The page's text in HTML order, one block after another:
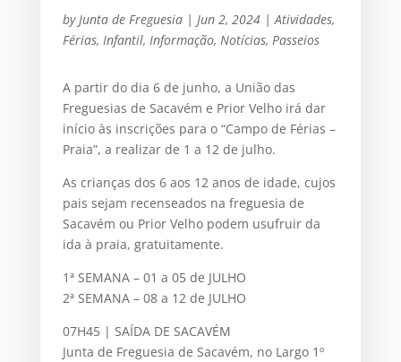
by Junta de Freguesia| Jun 2, 2024| Atividades,
Férias, Infantil, Informação, Notícias, Passeios
A partir do dia 6 de junho, a União das
Freguesias de Sacavém e Prior Velho irá dar
início às inscrições para o “Campo de Férias –
Praia”, a realizar de 1 a 12 de julho.
As crianças dos 6 aos 12 anos de idade, cujos
pais sejam recenseados na freguesia de
Sacavém ou Prior Velho podem usufruir da
ida à praia, gratuitamente.
1ª SEMANA – 01 a 05 de JULHO
2ª SEMANA – 08 a 12 de JULHO
07H45 | SAÍDA DE SACAVÉM
Junta de Freguesia de Sacavém, no Largo 1º